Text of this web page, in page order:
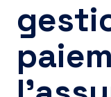
Assistance